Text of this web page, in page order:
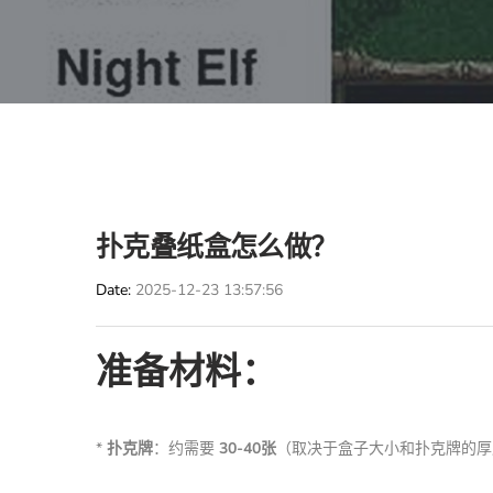
扑克叠纸盒怎么做？
Date 2025-12-23 13:57:56
准备材料：
* 扑克牌：约需要 30-40张 （取决于盒子大小和扑克牌的